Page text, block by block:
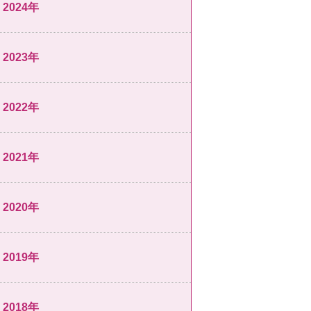
2024年
2023年
2022年
2021年
2020年
2019年
2018年